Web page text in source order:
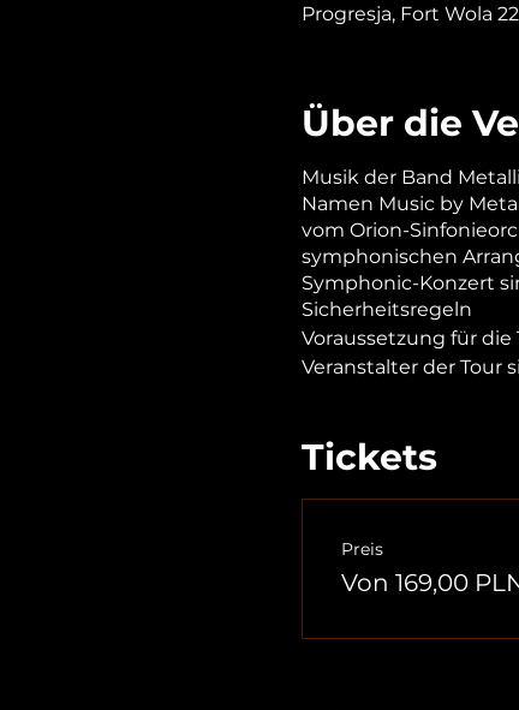
Progresja, Fort Wola
Über die
Musik der Band
Namen Music by
vom Orion-
symphonischen
Symphonic-Konzert
Sicherheitsregeln
Voraussetzung für
Veranstalter der Tour
Tickets
Preis
Von 169,00